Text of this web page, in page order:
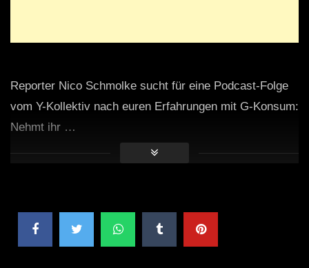
Reporter Nico Schmolke sucht für eine Podcast-Folge
vom Y-Kollektiv nach euren Erfahrungen mit G-Konsum:
Nehmt ihr …